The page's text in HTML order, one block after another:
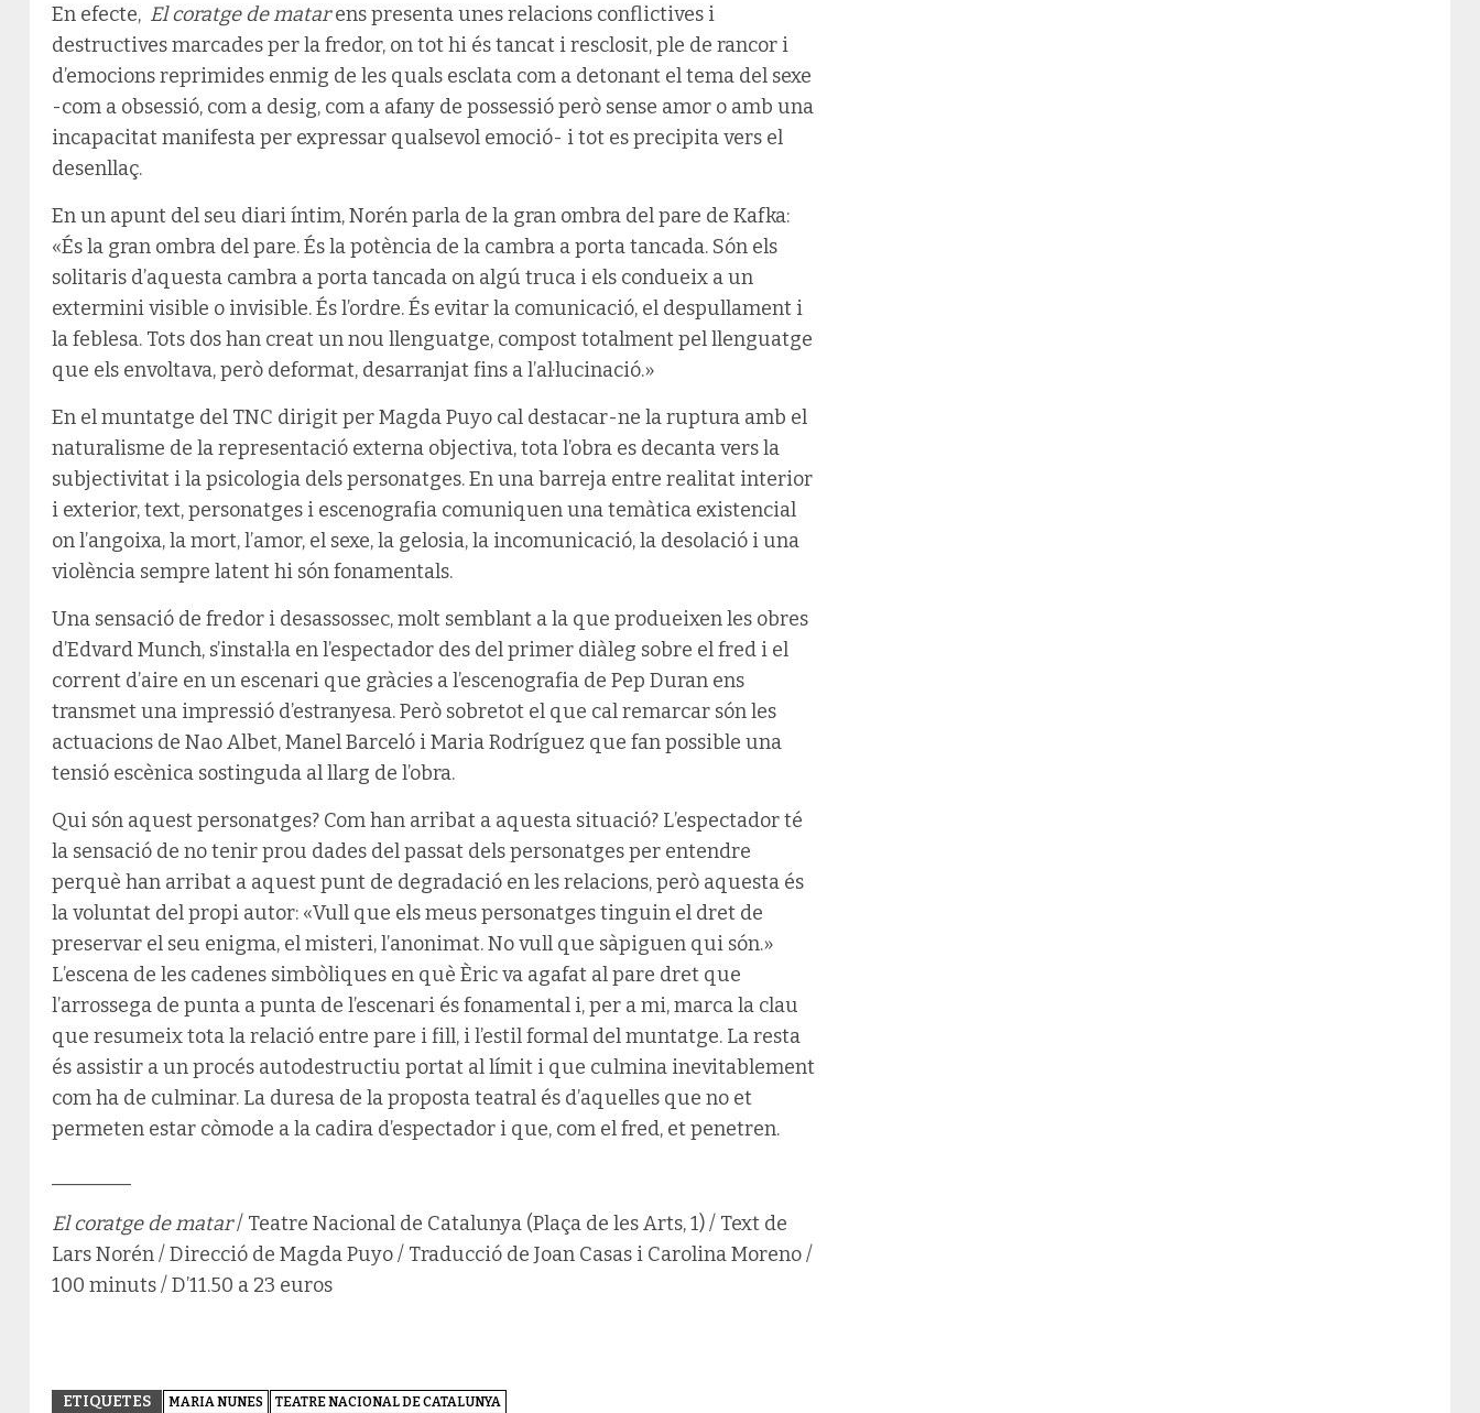
En efecte, El coratge de matarens presenta unes relacions conflictives i
destructives marcades per la fredor, on tot hi és tancat i resclosit, ple de rancor i
d’emocions reprimides enmig de les quals esclata com a detonant el tema del sexe
-com a obsessió, com a desig, com a afany de possessió però sense amor o amb una
incapacitat manifesta per expressar qualsevol emoció- i tot es precipita vers el
desenllaç.
En un apunt del seu diari íntim, Norén parla de la gran ombra del pare de Kafka:
«És la gran ombra del pare. És la potència de la cambra a porta tancada. Són els
solitaris d’aquesta cambra a porta tancada on algú truca i els condueix a un
extermini visible o invisible. És l’ordre. És evitar la comunicació, el despullament i
la feblesa. Tots dos han creat un nou llenguatge, compost totalment pel llenguatge
que els envoltava, però deformat, desarranjat fins a l’al·lucinació.»
En el muntatge del TNC dirigit per Magda Puyo cal destacar-ne la ruptura amb el
naturalisme de la representació externa objectiva, tota l’obra es decanta vers la
subjectivitat i la psicologia dels personatges. En una barreja entre realitat interior
i exterior, text, personatges i escenografia comuniquen una temàtica existencial
on l’angoixa, la mort, l’amor, el sexe, la gelosia, la incomunicació, la desolació i una
violència sempre latent hi són fonamentals.
Una sensació de fredor i desassossec, molt semblant a la que produeixen les obres
d’Edvard Munch, s’instal·la en l’espectador des del primer diàleg sobre el fred i el
corrent d’aire en un escenari que gràcies a l’escenografia de Pep Duran ens
transmet una impressió d’estranyesa. Però sobretot el que cal remarcar són les
actuacions de Nao Albet, Manel Barceló i Maria Rodríguez que fan possible una
tensió escènica sostinguda al llarg de l’obra.
Qui són aquest personatges? Com han arribat a aquesta situació? L’espectador té
la sensació de no tenir prou dades del passat dels personatges per entendre
perquè han arribat a aquest punt de degradació en les relacions, però aquesta és
la voluntat del propi autor: «Vull que els meus personatges tinguin el dret de
preservar el seu enigma, el misteri, l’anonimat. No vull que sàpiguen qui són.»
L’escena de les cadenes simbòliques en què Èric va agafat al pare dret que
l’arrossega de punta a punta de l’escenari és fonamental i, per a mi, marca la clau
que resumeix tota la relació entre pare i fill, i l’estil formal del muntatge. La resta
és assistir a un procés autodestructiu portat al límit i que culmina inevitablement
com ha de culminar. La duresa de la proposta teatral és d’aquelles que no et
permeten estar còmode a la cadira d’espectador i que, com el fred, et penetren.
El coratge de matar/ Teatre Nacional de Catalunya (Plaça de les Arts, 1) / Text de
Lars Norén / Direcció de Magda Puyo / Traducció de Joan Casas i Carolina Moreno /
100 minuts / D’11.50 a 23 euros
ETIQUETES MARIA NUNES TEATRE NACIONAL DE CATALUNYA